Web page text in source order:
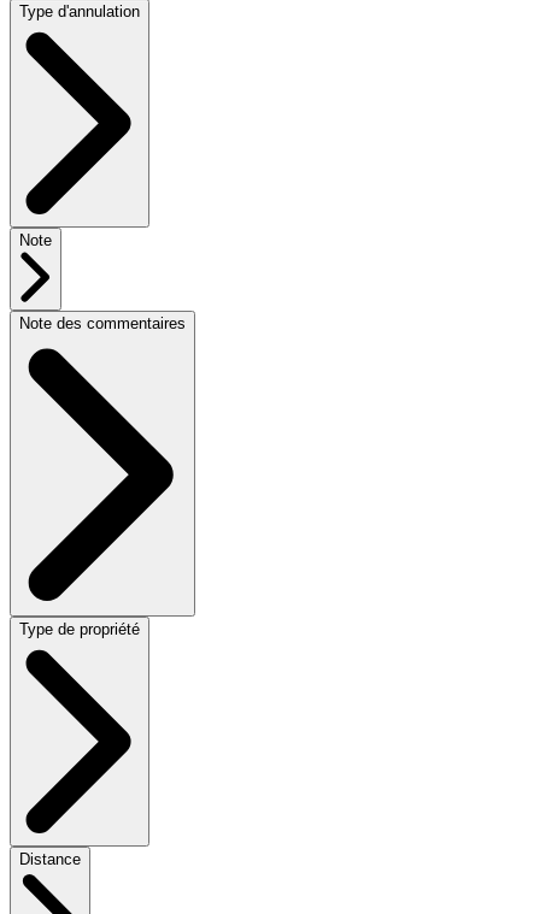
Type d'annulation
Note
Note des commentaires
Type de propriété
Distance